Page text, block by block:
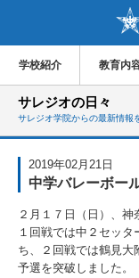
学校紹介 教育内
サレジオの日々
サレジオ学院からの最新情報
2019年02月21日
中学バレーボー
２月１７日（日）、神
１回戦では中２セッ
ち、２回戦では鶴見大
予選を突破しました。